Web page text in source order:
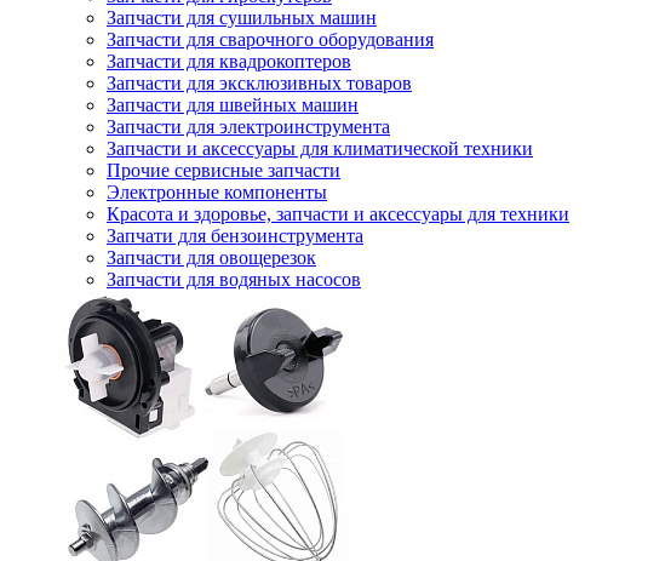
Запчасти для сушильных машин
Запчасти для сварочного оборудования
Запчасти для квадрокоптеров
Запчасти для эксклюзивных товаров
Запчасти для швейных машин
Запчасти для электроинструмента
Запчасти и аксессуары для климатической техники
Прочие сервисные запчасти
Электронные компоненты
Красота и здоровье, запчасти и аксессуары для техники
Запчати для бензоинструмента
Запчасти для овощерезок
Запчасти для водяных насосов